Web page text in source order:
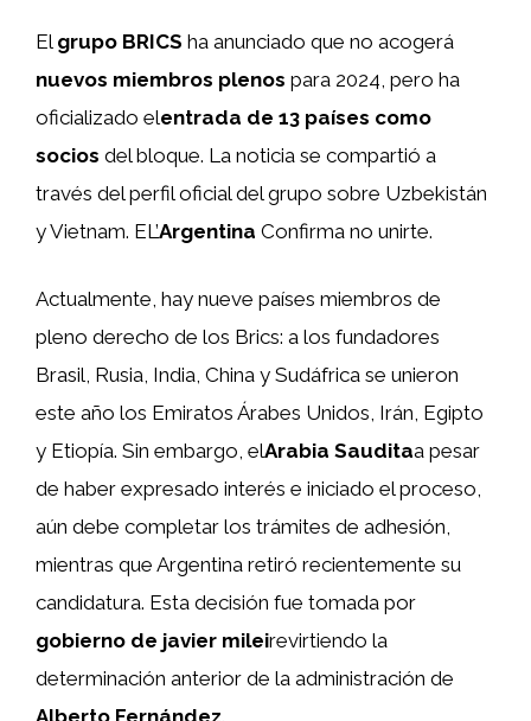
El grupo BRICS ha anunciado que no acogerá
nuevos miembros plenos para 2024, pero ha
oficializado elentrada de 13 países como
socios del bloque. La noticia se compartió a
través del perfil oficial del grupo sobre Uzbekistán
y Vietnam. EL’Argentina Confirma no unirte.
Actualmente, hay nueve países miembros de
pleno derecho de los Brics: a los fundadores
Brasil, Rusia, India, China y Sudáfrica se unieron
este año los Emiratos Árabes Unidos, Irán, Egipto
y Etiopía. Sin embargo, elArabia Sauditaa pesar
de haber expresado interés e iniciado el proceso,
aún debe completar los trámites de adhesión,
mientras que Argentina retiró recientemente su
candidatura. Esta decisión fue tomada por
gobierno de javier mileirevirtiendo la
determinación anterior de la administración de